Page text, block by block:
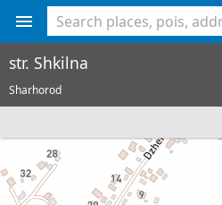
str. Shkilna
Sharhorod
<% console.log(hcard) %>